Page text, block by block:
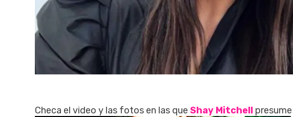
Checa el video y las fotos en las que Shay Mitchell